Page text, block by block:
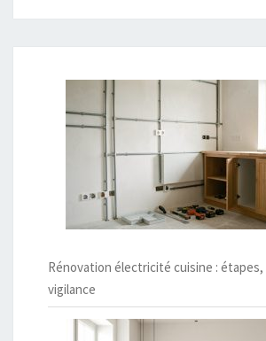
Rénovation électricité cuisine :
vigilance